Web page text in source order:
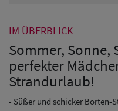
IM ÜBERBLICK
Sommer, Sonne,
perfekter
Strandurlaub!
- Süßer und schicker Borten-